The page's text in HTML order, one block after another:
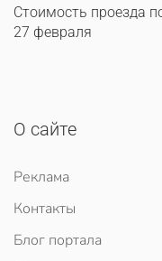
Стоимость проезда
27 февраля
О сайте
Реклама
Контакты
Блог портала